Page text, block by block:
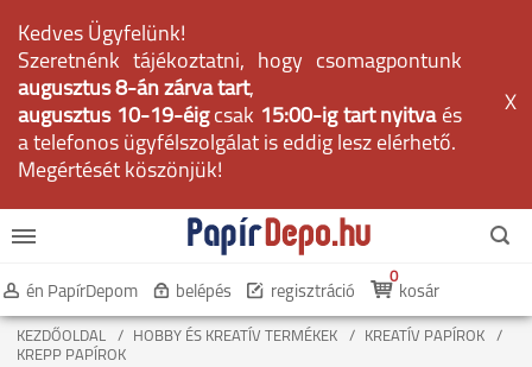
Kedves Ügyfelünk!
Szeretnénk tájékoztatni, hogy csomagpontunk
augusztus 8-án zárva tart,
augusztus 10-19-éig csak 15:00-ig tart nyitvaés
a telefonos ügyfélszolgálat is eddig lesz elérhető.
Megértését köszönjük!
X
én PapírDepom belépés regisztráció kosár
0
KEZDŐOLDAL HOBBY ÉS KREATÍV TERMÉKEK
KREATÍV PAPÍROK
KREPP PAPÍROK